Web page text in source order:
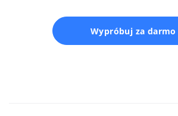
Wypróbuj za darmo